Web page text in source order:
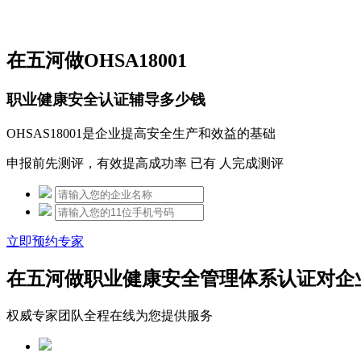
在五河做OHSA18001
职业健康安全认证辅导多少钱
OHSAS18001是企业提高安全生产和效益的基础
申报前先测评，有效提高成功率 已有 人完成测评
立即预约专家
在五河做职业健康安全管理体系认证对企
权威专家团队全程在线为您提供服务